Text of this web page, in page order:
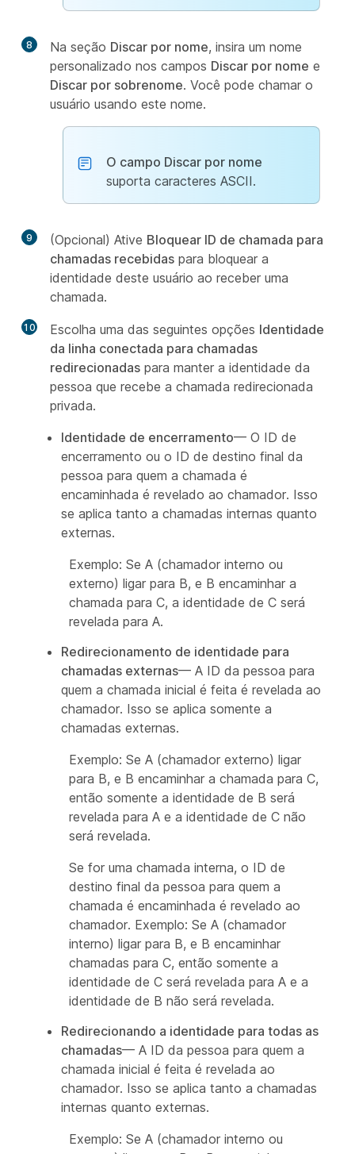
8 Na seção Discar por nome, insira um nome
personalizado nos campos Discar por nome e
Discar por sobrenome. Você pode chamar o
usuário usando este nome.
O campo Discar por nome
suporta caracteres ASCII.
9 (Opcional) Ative Bloquear ID de chamada para
chamadas recebidas para bloquear a
identidade deste usuário ao receber uma
chamada.
10 Escolha uma das seguintes opções Identidade
da linha conectada para chamadas
redirecionadas para manter a identidade da
pessoa que recebe a chamada redirecionada
privada.
Identidade de encerramento— O ID de
encerramento ou o ID de destino final da
pessoa para quem a chamada é
encaminhada é revelado ao chamador. Isso
se aplica tanto a chamadas internas quanto
externas.
Exemplo: Se A (chamador interno ou
externo) ligar para B, e B encaminhar a
chamada para C, a identidade de C será
revelada para A.
Redirecionamento de identidade para
chamadas externas— A ID da pessoa para
quem a chamada inicial é feita é revelada ao
chamador. Isso se aplica somente a
chamadas externas.
Exemplo: Se A (chamador externo) ligar
para B, e B encaminhar a chamada para C,
então somente a identidade de B será
revelada para A e a identidade de C não
será revelada.
Se for uma chamada interna, o ID de
destino final da pessoa para quem a
chamada é encaminhada é revelado ao
chamador. Exemplo: Se A (chamador
interno) ligar para B, e B encaminhar
chamadas para C, então somente a
identidade de C será revelada para A e a
identidade de B não será revelada.
Redirecionando a identidade para todas as
chamadas— A ID da pessoa para quem a
chamada inicial é feita é revelada ao
chamador. Isso se aplica tanto a chamadas
internas quanto externas.
Exemplo: Se A (chamador interno ou